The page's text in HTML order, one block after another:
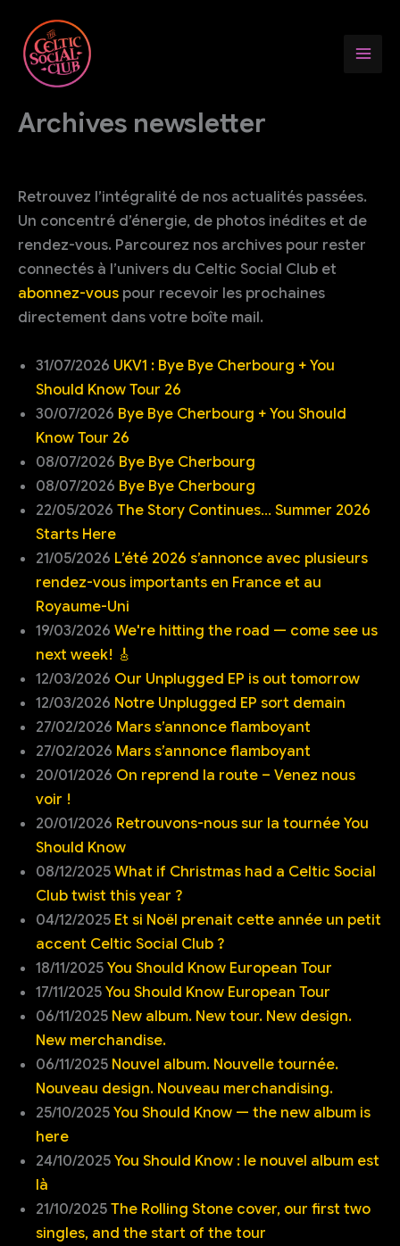
contenu
Archives newsletter
Retrouvez l’intégralité de nos actualités passées.
Un concentré d’énergie, de photos inédites et de
rendez-vous. Parcourez nos archives pour rester
connectés à l’univers du Celtic Social Club et
abonnez-vous pour recevoir les prochaines
directement dans votre boîte mail.
31/07/2026 UKV1 : Bye Bye Cherbourg + You
Should Know Tour 26
30/07/2026 Bye Bye Cherbourg + You Should
Know Tour 26
08/07/2026 Bye Bye Cherbourg
08/07/2026 Bye Bye Cherbourg
22/05/2026 The Story Continues… Summer 2026
Starts Here
21/05/2026 L’été 2026 s’annonce avec plusieurs
rendez-vous importants en France et au
Royaume-Uni
19/03/2026 We're hitting the road — come see us
next week! 🎸
12/03/2026 Our Unplugged EP is out tomorrow
12/03/2026 Notre Unplugged EP sort demain
27/02/2026 Mars s’annonce flamboyant
27/02/2026 Mars s’annonce flamboyant
20/01/2026 On reprend la route – Venez nous
voir !
20/01/2026 Retrouvons-nous sur la tournée You
Should Know
08/12/2025What if Christmas had a Celtic Social
Club twist this year ?
04/12/2025 Et si Noël prenait cette année un petit
accent Celtic Social Club ?
18/11/2025You Should Know European Tour
17/11/2025You Should Know European Tour
06/11/2025 New album. New tour. New design.
New merchandise.
06/11/2025 Nouvel album. Nouvelle tournée.
Nouveau design. Nouveau merchandising.
25/10/2025You Should Know — the new album is
here
24/10/2025You Should Know : le nouvel album est
là
21/10/2025The Rolling Stone cover, our first two
singles, and the start of the tour